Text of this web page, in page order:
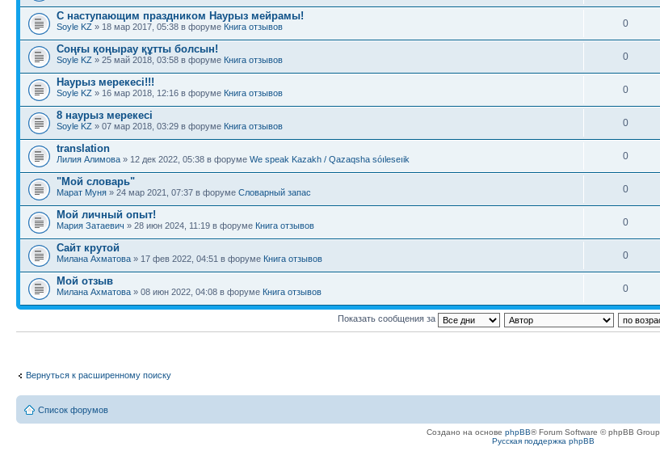
С наступающим праздником Наурыз мейрамы!
Soyle KZ » 18 мар 2017, 05:38 в форуме Книга отзывов 0
Соңғы қоңырау құтты болсын!
Soyle KZ » 25 май 2018, 03:58 в форуме Книга отзывов 0
Наурыз мерекесі!!!
Soyle KZ » 16 мар 2018, 12:16 в форуме Книга отзывов 0
8 наурыз мерекесі
Soyle KZ » 07 мар 2018, 03:29 в форуме Книга отзывов 0
translation
Лилия Алимова » 12 дек 2022, 05:38 в форуме We speak Kazakh / Qazaqsha sóıleseıik 0
"Мой словарь"
Марат Муня » 24 мар 2021, 07:37 в форуме Словарный запас 0
Мой личный опыт!
Мария Затаевич » 28 июн 2024, 11:19 в форуме Книга отзывов 0
Сайт крутой
Милана Ахматова » 17 фев 2022, 04:51 в форуме Книга отзывов 0
Мой отзыв
Милана Ахматова » 08 июн 2022, 04:08 в форуме Книга отзывов 0
Показать сообщения за
Вернуться к расширенному поиску
Список форумов
Создано на основе phpBB® Forum Software © phpBB Group
Русская поддержка phpBB